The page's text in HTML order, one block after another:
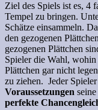
Ziel des Spiels ist es, 4
Tempel zu bringen.
Schätze einsammeln.
den gezogenen
gezogenen Plättchen
Spieler die Wahl, wohin
Plättchen gar nicht
zu ziehen. Jeder
Voraussetzungen
perfekte